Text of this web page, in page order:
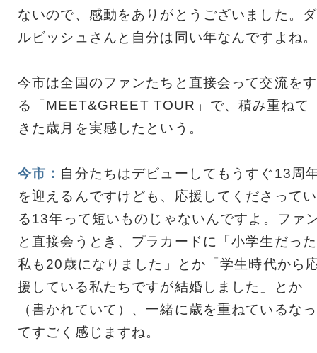
ないので、感動をありがとうございました。ダ
ルビッシュさんと自分は同い年なんですよね。
今市は全国のファンたちと直接会って交流をす
る「MEET&GREET TOUR」で、積み重ねて
きた歳月を実感したという。
今市： 自分たちはデビューしてもうすぐ13周
を迎えるんですけども、応援してくださってい
る13年って短いものじゃないんですよ。ファ
と直接会うとき、プラカードに「小学生だった
私も20歳になりました」とか「学生時代から
援している私たちですが結婚しました」とか
（書かれていて）、一緒に歳を重ねているなっ
てすごく感じますね。